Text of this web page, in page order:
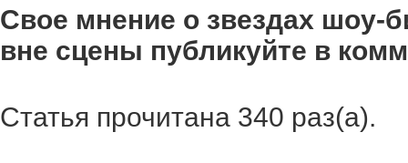
Свое мнение о звездах шоу-
вне сцены публикуйте в
Статья прочитана 340 раз(a).